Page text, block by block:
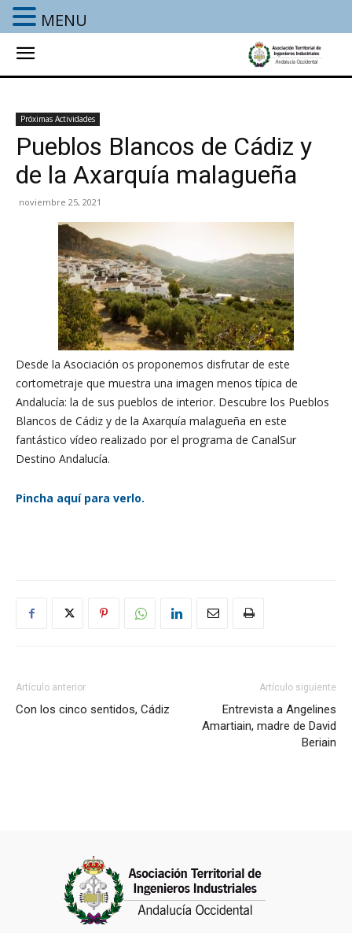
Próximas Actividades
Pueblos Blancos de Cádiz y
de la Axarquía malagueña
noviembre 25, 2021
Desde la Asociación os proponemos disfrutar de este
cortometraje que muestra una imagen menos típica de
Andalucía: la de sus pueblos de interior. Descubre los Pueblos
Blancos de Cádiz y de la Axarquía malagueña en este
fantástico vídeo realizado por el programa de CanalSur
Destino Andalucía.
Pincha aquí para verlo.
Artículo anterior
Con los cinco sentidos, Cádiz
Artículo siguiente
Entrevista a Angelines
Amartiain, madre de David
Beriain
MENU